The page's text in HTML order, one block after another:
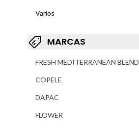
Varios
MARCAS
FRESH MEDITERRANEAN BLEND
COPELE
DAPAC
FLOWER